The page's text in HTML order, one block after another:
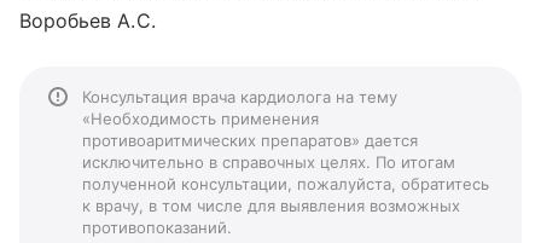
Воробьев А.С.
Консультация врача кардиолога на тему
«Необходимость применения
противоаритмических препаратов» дается
исключительно в справочных целях. По итогам
полученной консультации, пожалуйста, обратитесь
к врачу, в том числе для выявления возможных
противопоказаний.